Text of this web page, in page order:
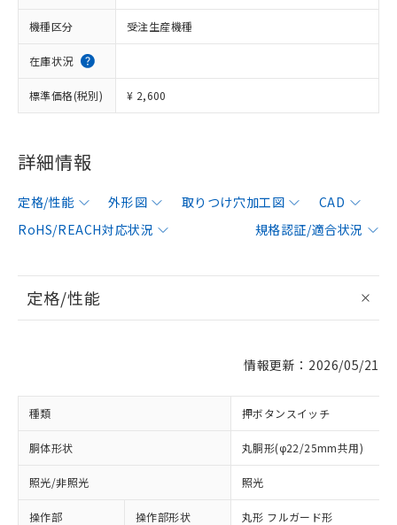
機種区分 受注生産機種
在庫状況
標準価格(税別) ¥ 2,600
詳細情報
定格/性能 外形図 取りつけ穴加工図
CAD
RoHS/REACH対応状況
規格認証/適合状況
定格/性能
情報更新：2026/05/21
種類 押ボタンスイッチ
胴体形状 丸胴形(φ22/25mm共用)
照光/非照光 照光
操作部 操作部形状 丸形 フルガード形